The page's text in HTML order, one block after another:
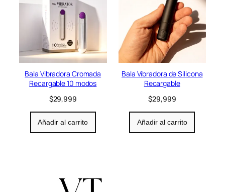
Bala Vibradora Cromada
Recargable 10 modos
$29,999
Añadir al carrito
Bala Vibradora de Silicona
Recargable
$29,999
Añadir al carrito